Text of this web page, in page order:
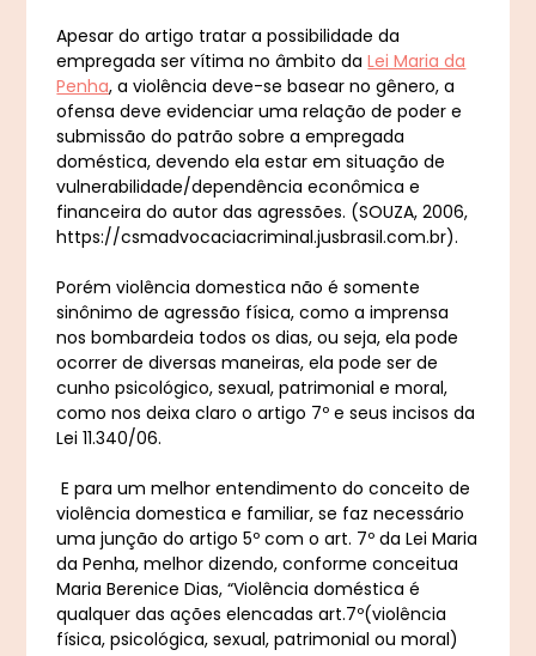
Apesar do artigo tratar a possibilidade da
empregada ser vítima no âmbito daLei Maria da
Penha, a violência deve-se basear no gênero, a
ofensa deve evidenciar uma relação de poder e
submissão do patrão sobre a empregada
doméstica, devendo ela estar em situação de
vulnerabilidade/dependência econômica e
financeira do autor das agressões. (SOUZA, 2006,
https://csmadvocaciacriminal.jusbrasil.com.br).
Porém violência domestica não é somente
sinônimo de agressão física, como a imprensa
nos bombardeia todos os dias, ou seja, ela pode
ocorrer de diversas maneiras, ela pode ser de
cunho psicológico, sexual, patrimonial e moral,
como nos deixa claro o artigo 7º e seus incisos da
Lei 11.340/06.
E para um melhor entendimento do conceito de
violência domestica e familiar, se faz necessário
uma junção do artigo 5º com o art. 7º da Lei Maria
da Penha, melhor dizendo, conforme conceitua
Maria Berenice Dias, “Violência doméstica é
qualquer das ações elencadas art.7º(violência
física, psicológica, sexual, patrimonial ou moral)